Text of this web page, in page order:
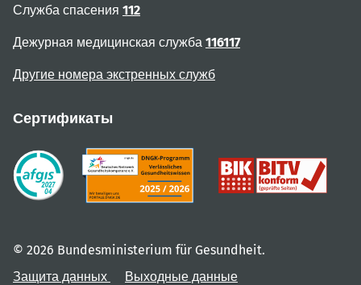
Служба спасения 112
Дежурная медицинская служба 116117
Другие номера экстренных служб
Сертификаты
© 2026 Bundesministerium für Gesundheit.
Защита данных
Выходные данные